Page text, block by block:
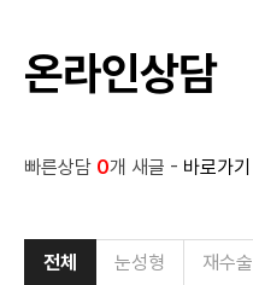
온라인상담
빠른상담 0개 새글 - 바로가기
전체 눈성형 재수술